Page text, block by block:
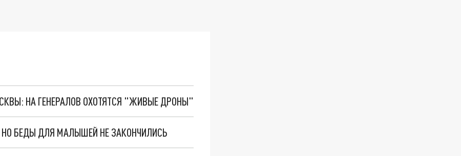
НА ГЕНЕРАЛОВ ОХОТЯТСЯ "ЖИВЫЕ ДРОНЫ"
БЕДЫ ДЛЯ МАЛЫШЕЙ НЕ ЗАКОНЧИЛИСЬ